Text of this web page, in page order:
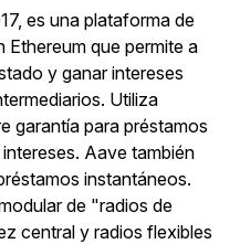
es una plataforma de
que permite a
y ganar intereses
Utiliza
garantía para préstamos
Aave también
instantáneos.
de "radios de
central y radios flexibles